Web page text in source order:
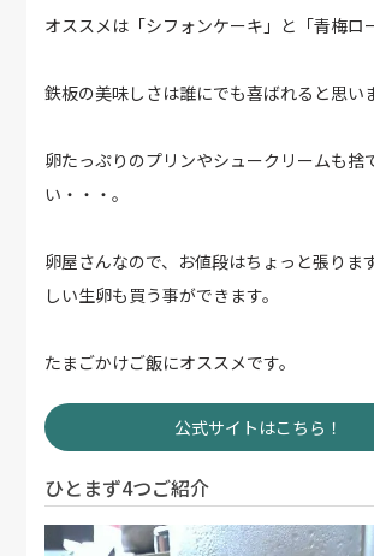
オススメは「シフォンケーキ」と「青梅ロ
鉄板の美味しさは誰にでも喜ばれると思い
卵たっぷりのプリンやシュークリームも捨
い・・・。
卵屋さんなので、お値段はちょっと張りま
しい生卵も買う事ができます。
たまごかけご飯にオススメです。
公式サイトはこちら！
ひとまず4つご紹介